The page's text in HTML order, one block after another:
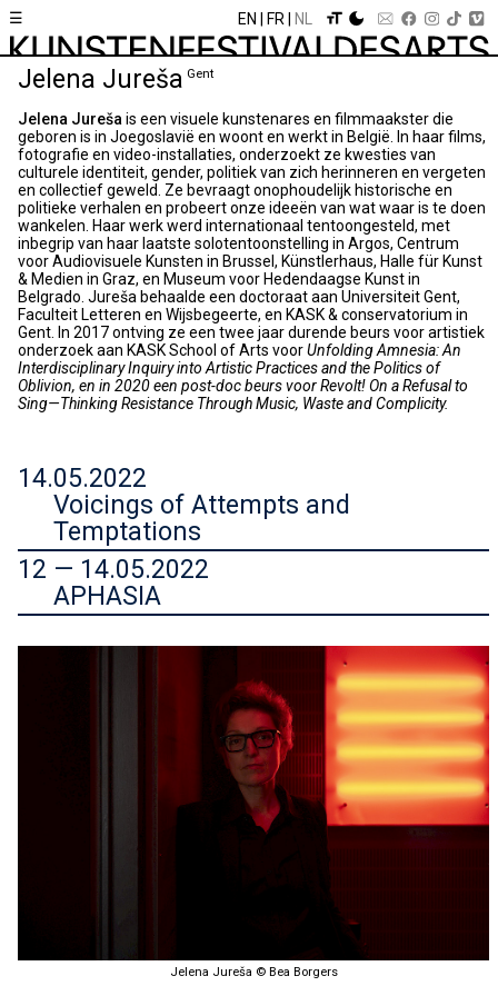
☰ EN FR NL
Jelena Jureša Gent
Jelena Jureša is een visuele kunstenares en filmmaakster die
geboren is in Joegoslavië en woont en werkt in België. In haar films,
fotografie en video-installaties, onderzoekt ze kwesties van
culturele identiteit, gender, politiek van zich herinneren en vergeten
en collectief geweld. Ze bevraagt onophoudelijk historische en
politieke verhalen en probeert onze ideeën van wat waar is te doen
wankelen. Haar werk werd internationaal tentoongesteld, met
inbegrip van haar laatste solotentoonstelling in Argos, Centrum
voor Audiovisuele Kunsten in Brussel, Künstlerhaus, Halle für Kunst
& Medien in Graz, en Museum voor Hedendaagse Kunst in
Belgrado. Jureša behaalde een doctoraat aan Universiteit Gent,
Faculteit Letteren en Wijsbegeerte, en KASK & conservatorium in
Gent. In 2017 ontving ze een twee jaar durende beurs voor artistiek
onderzoek aan KASK School of Arts voorUnfolding Amnesia: An
Interdisciplinary Inquiry into Artistic Practices and the Politics of
Oblivion, en in 2020 een post-doc beurs voor Revolt! On a Refusal to
Sing—Thinking Resistance Through Music, Waste and Complicity.
14.05.2022
Voicings of Attempts and
Temptations
12 — 14.05.2022
APHASIA
Jelena Jureša © Bea Borgers